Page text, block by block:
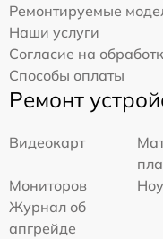
Ремонтируемые
Наши услуги
Согласие на
Способы оплаты
Ремонт
Видеокарт
Мониторов
Журнал об
апгрейде